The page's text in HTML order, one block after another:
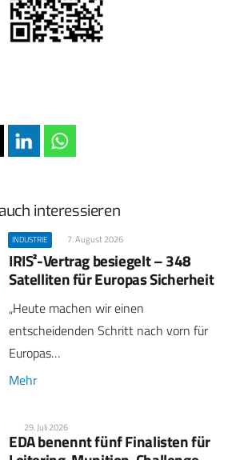
interessieren
INDUSTRIE 7. August 2026
IRIS²-Vertrag besiegelt – 348
Satelliten für Europas Sicherheit
„Heute machen wir einen
entscheidenden Schritt nach vorn für
Europas…
Mehr
29. Juli 2026
EDA benennt fünf Finalisten für